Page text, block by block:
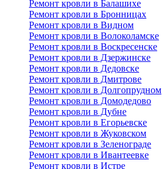
Ремонт кровли в Балашихе
Ремонт кровли в Бронницах
Ремонт кровли в Видном
Ремонт кровли в Волоколамске
Ремонт кровли в Воскресенске
Ремонт кровли в Дзержинске
Ремонт кровли в Дедовске
Ремонт кровли в Дмитрове
Ремонт кровли в Долгопрудном
Ремонт кровли в Домодедово
Ремонт кровли в Дубне
Ремонт кровли в Егорьевске
Ремонт кровли в Жуковском
Ремонт кровли в Зеленограде
Ремонт кровли в Ивантеевке
Ремонт кровли в Истре